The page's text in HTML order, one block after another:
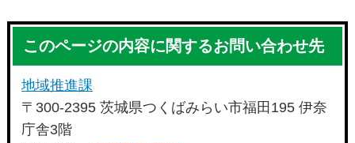
このページの内容に関するお問い合わせ先
地域推進課
〒300-2395 茨城県つくばみらい市福田195 伊奈
庁舎3階